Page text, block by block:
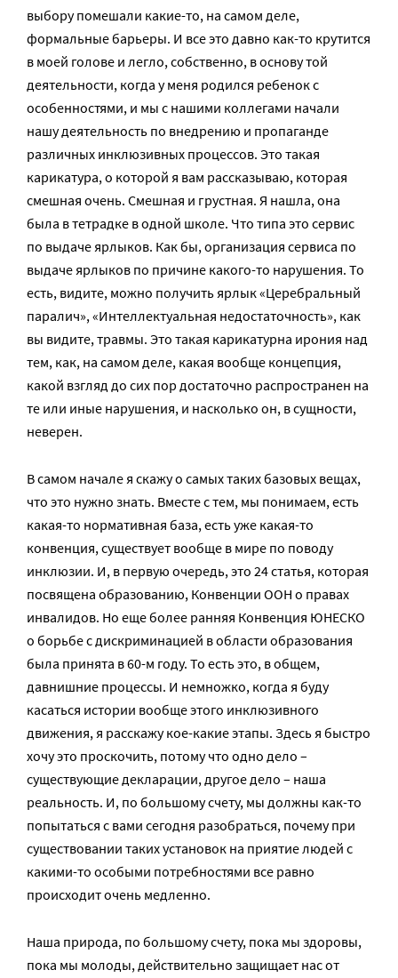
выбору помешали какие-то, на самом деле,
формальные барьеры. И все это давно как-то крутится
в моей голове и легло, собственно, в основу той
деятельности, когда у меня родился ребенок с
особенностями, и мы с нашими коллегами начали
нашу деятельность по внедрению и пропаганде
различных инклюзивных процессов. Это такая
карикатура, о которой я вам рассказываю, которая
смешная очень. Смешная и грустная. Я нашла, она
была в тетрадке в одной школе. Что типа это сервис
по выдаче ярлыков. Как бы, организация сервиса по
выдаче ярлыков по причине какого-то нарушения. То
есть, видите, можно получить ярлык «Церебральный
паралич», «Интеллектуальная недостаточность», как
вы видите, травмы. Это такая карикатурна ирония над
тем, как, на самом деле, какая вообще концепция,
какой взгляд до сих пор достаточно распространен на
те или иные нарушения, и насколько он, в сущности,
неверен.
В самом начале я скажу о самых таких базовых вещах,
что это нужно знать. Вместе с тем, мы понимаем, есть
какая-то нормативная база, есть уже какая-то
конвенция, существует вообще в мире по поводу
инклюзии. И, в первую очередь, это 24 статья, которая
посвящена образованию, Конвенции ООН о правах
инвалидов. Но еще более ранняя Конвенция ЮНЕСКО
о борьбе с дискриминацией в области образования
была принята в 60-м году. То есть это, в общем,
давнишние процессы. И немножко, когда я буду
касаться истории вообще этого инклюзивного
движения, я расскажу кое-какие этапы. Здесь я быстро
хочу это проскочить, потому что одно дело –
существующие декларации, другое дело – наша
реальность. И, по большому счету, мы должны как-то
попытаться с вами сегодня разобраться, почему при
существовании таких установок на приятие людей с
какими-то особыми потребностями все равно
происходит очень медленно.
Наша природа, по большому счету, пока мы здоровы,
пока мы молоды, действительно защищает нас от